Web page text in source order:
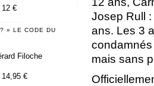
Josep Rull
ans. Les 3
mais sans
12 €
» LE CODE DU
Filoche
€